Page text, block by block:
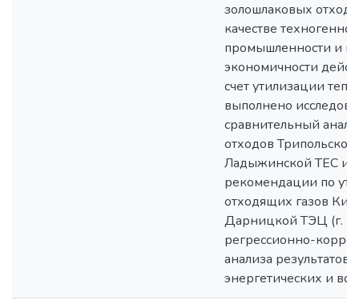
золошлаковых
качестве
промышленности и
экономичности
счет утилизации
выполнено
сравнительный
отходов
Ладыжинской ТЕС и
рекомендации по
отходящих газов
Дарницкой ТЭЦ (г.
регрессионно-
анализа результатов
энергетических и